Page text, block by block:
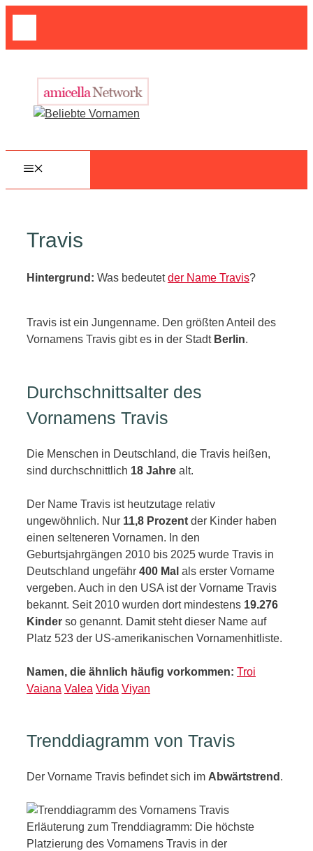
Zum
Travis
Hintergrund: Was bedeutetder Name Travis?
Travis ist ein Jungenname. Den größten Anteil des
Vornamens Travis gibt es in der Stadt Berlin.
Durchschnittsalter des
Vornamens Travis
Die Menschen in Deutschland, die Travis heißen,
sind durchschnittlich 18 Jahre alt.
Der Name Travis ist heutzutage relativ
ungewöhnlich. Nur 11,8 Prozent der Kinder haben
einen selteneren Vornamen. In den
Geburtsjahrgängen 2010 bis 2025 wurde Travis in
Deutschland ungefähr 400 Mal als erster Vorname
vergeben. Auch in den USA ist der Vorname Travis
bekannt. Seit 2010 wurden dort mindestens 19.276
Kinder so genannt. Damit steht dieser Name auf
Platz 523 der US-amerikanischen Vornamenhitliste.
Namen, die ähnlich häufig vorkommen: Troi
Vaiana Valea Vida Viyan
Trenddiagramm von Travis
Der Vorname Travis befindet sich im Abwärtstrend .
Erläuterung zum Trenddiagramm: Die höchste
Platzierung des Vornamens Travis in der